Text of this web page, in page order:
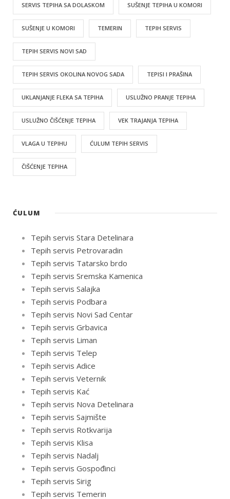
SERVIS TEPIHA SA DOLASKOM SUŠENJE TEPIHA U KOMORI
SUŠENJE U KOMORI TEMERIN TEPIH SERVIS
TEPIH SERVIS NOVI SAD
TEPIH SERVIS OKOLINA NOVOG SADA TEPISI I PRAŠINA
UKLANJANJE FLEKA SA TEPIHA USLUŽNO PRANJE TEPIHA
USLUŽNO ČIŠĆENJE TEPIHA VEK TRAJANJA TEPIHA
VLAGA U TEPIHU ĆULUM TEPIH SERVIS
ČIŠĆENJE TEPIHA
ĆULUM
Tepih servis Stara Detelinara
Tepih servis Petrovaradin
Tepih servis Tatarsko brdo
Tepih servis Sremska Kamenica
Tepih servis Salajka
Tepih servis Podbara
Tepih servis Novi Sad Centar
Tepih servis Grbavica
Tepih servis Liman
Tepih servis Telep
Tepih servis Adice
Tepih servis Veternik
Tepih servis Kać
Tepih servis Nova Detelinara
Tepih servis Sajmište
Tepih servis Rotkvarija
Tepih servis Klisa
Tepih servis Nadalj
Tepih servis Gospođinci
Tepih servis Sirig
Tepih servis Temerin